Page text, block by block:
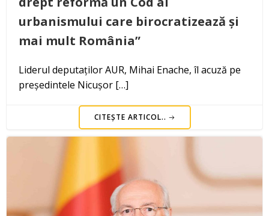
urbanismului care birocratizează și
mai mult România”
Liderul deputaților AUR, Mihai Enache, îl acuză pe
președintele Nicușor […]
CITEȘTE ARTICOL..